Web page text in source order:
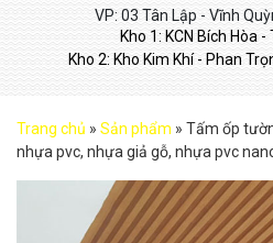
VP: 03 Tân Lập - Vĩnh
Kho 1: KCN Bích Hòa -
Kho 2: Kho Kim Khí - Phan
Trang chủ » Sản phẩm » Tấm ốp
nhựa pvc, nhựa giả gỗ, nhựa pvc